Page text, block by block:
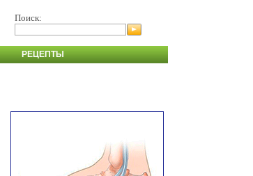
Поиск:
РЕЦЕПТЫ